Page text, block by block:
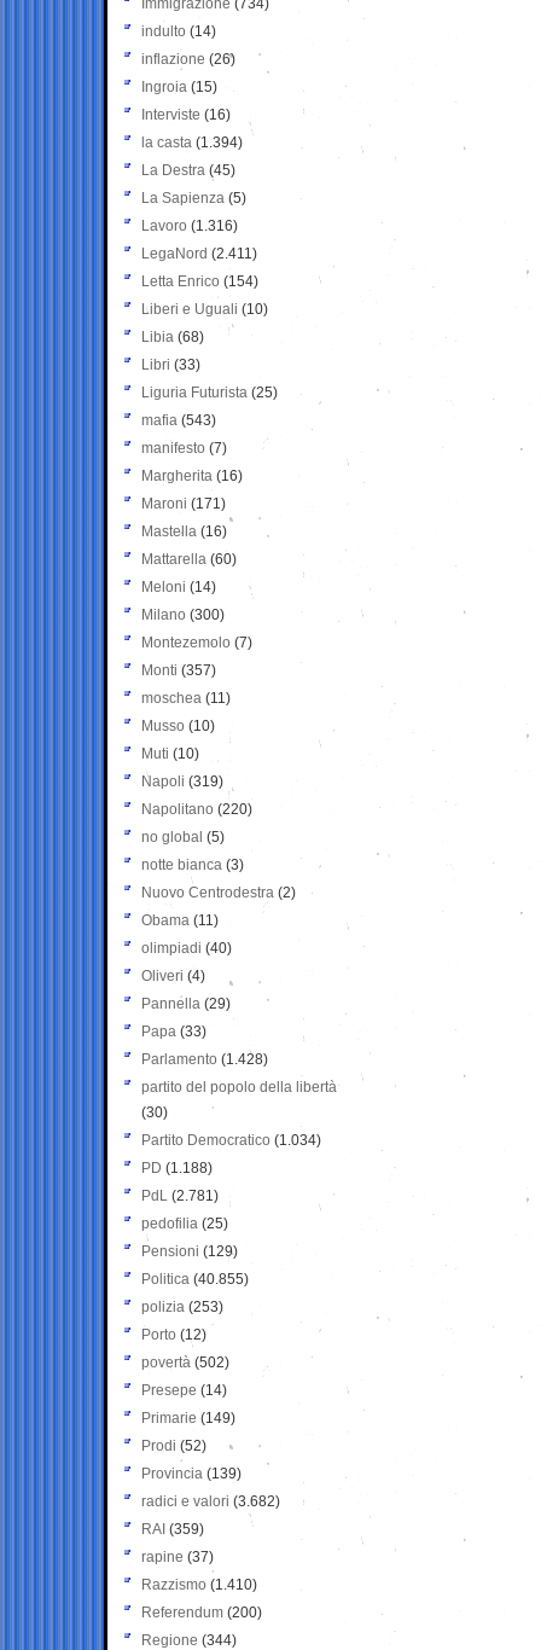
Immigrazione (734)
indulto (14)
inflazione (26)
Ingroia (15)
Interviste (16)
la casta (1.394)
La Destra (45)
La Sapienza (5)
Lavoro (1.316)
LegaNord (2.411)
Letta Enrico (154)
Liberi e Uguali (10)
Libia (68)
Libri (33)
Liguria Futurista (25)
mafia (543)
manifesto (7)
Margherita (16)
Maroni (171)
Mastella (16)
Mattarella (60)
Meloni (14)
Milano (300)
Montezemolo (7)
Monti (357)
moschea (11)
Musso (10)
Muti (10)
Napoli (319)
Napolitano (220)
no global (5)
notte bianca (3)
Nuovo Centrodestra (2)
Obama (11)
olimpiadi (40)
Oliveri (4)
Pannella (29)
Papa (33)
Parlamento (1.428)
partito del popolo della libertà
(30)
Partito Democratico (1.034)
PD (1.188)
PdL (2.781)
pedofilia (25)
Pensioni (129)
Politica (40.855)
polizia (253)
Porto (12)
povertà (502)
Presepe (14)
Primarie (149)
Prodi (52)
Provincia (139)
radici e valori (3.682)
RAI (359)
rapine (37)
Razzismo (1.410)
Referendum (200)
Regione (344)